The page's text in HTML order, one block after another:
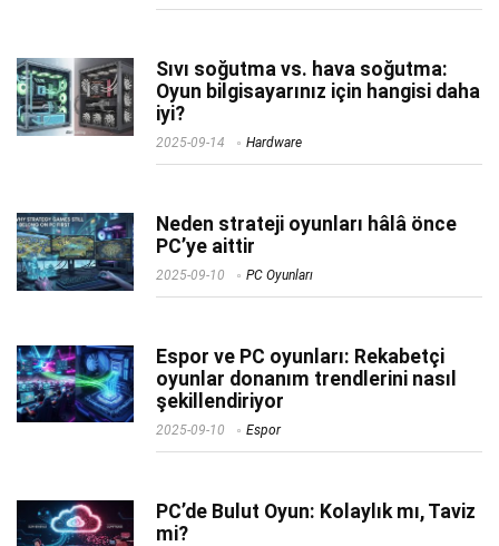
Sıvı soğutma vs. hava soğutma:
Oyun bilgisayarınız için hangisi daha
iyi?
2025-09-14 Hardware
Neden strateji oyunları hâlâ önce
PC’ye aittir
2025-09-10 PC Oyunları
Espor ve PC oyunları: Rekabetçi
oyunlar donanım trendlerini nasıl
şekillendiriyor
2025-09-10 Espor
PC’de Bulut Oyun: Kolaylık mı, Taviz
mi?